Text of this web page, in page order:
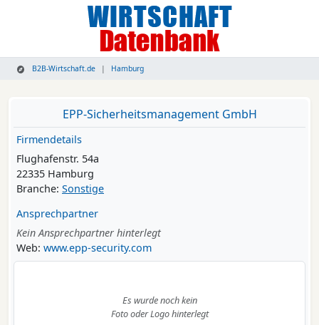
B2B-Wirtschaft.de Hamburg
EPP-Sicherheitsmanagement GmbH
Firmendetails
Flughafenstr. 54a
22335 Hamburg
Branche: Sonstige
Ansprechpartner
Kein Ansprechpartner hinterlegt
Web: www.epp-security.com
Es wurde noch kein
Foto oder Logo hinterlegt